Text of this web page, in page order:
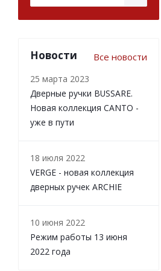
Новости Все новости
25 марта 2023
Дверные ручки BUSSARE.
Новая коллекция CANTO -
уже в пути
18 июля 2022
VERGE - новая коллекция
дверных ручек ARCHIE
10 июня 2022
Режим работы 13 июня
2022 года